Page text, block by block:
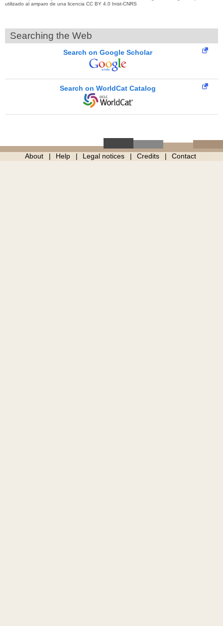
utilizado al amparo de una licencia CC BY 4.0 Inist-CNRS
Searching the Web
Search on Google Scholar
Search on WorldCat Catalog
About Help Legal notices Credits Contact